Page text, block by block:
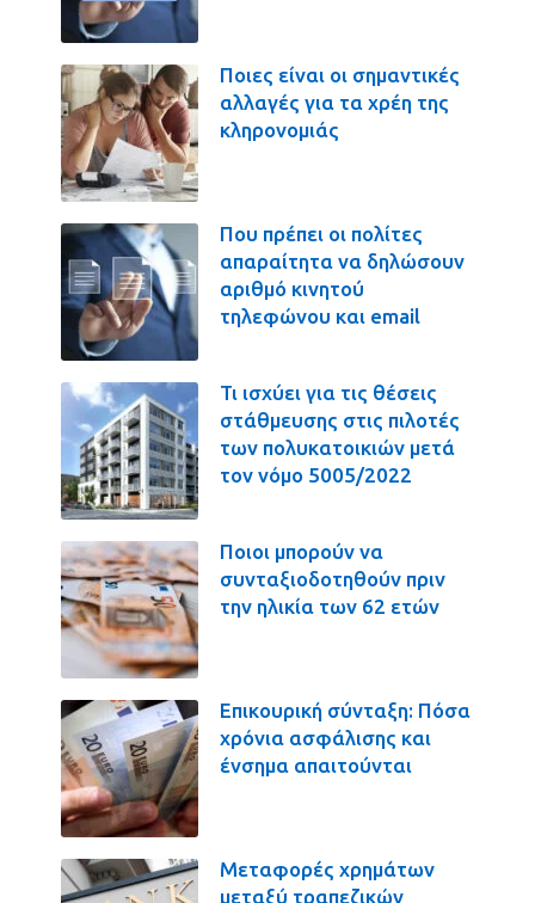
Ποιες είναι οι σημαντικές
αλλαγές για τα χρέη της
κληρονομιάς
Που πρέπει οι πολίτες
απαραίτητα να δηλώσουν
αριθμό κινητού
τηλεφώνου και email
Τι ισχύει για τις θέσεις
στάθμευσης στις πιλοτές
των πολυκατοικιών μετά
τον νόμο 5005/2022
Ποιοι μπορούν να
συνταξιοδοτηθούν πριν
την ηλικία των 62 ετών
Επικουρική σύνταξη: Πόσα
χρόνια ασφάλισης και
ένσημα απαιτούνται
Μεταφορές χρημάτων
μεταξύ τραπεζικών